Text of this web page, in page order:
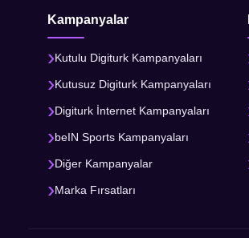
Kampanyalar
Kutulu Digiturk Kampanyaları
Kutusuz Digiturk Kampanyaları
Digiturk İnternet Kampanyaları
beIN Sports Kampanyaları
Diğer Kampanyalar
Marka Fırsatları